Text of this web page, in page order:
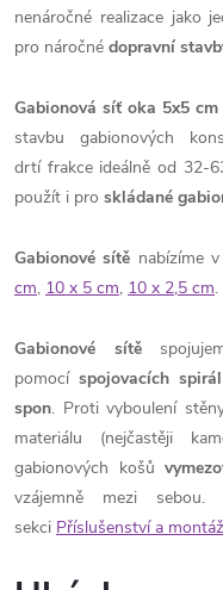
nenáročné realizace jako
pro náročné dopravní
Gabionová síť oka 5x5 cm
stavbu gabionových
drtí frakce ideálně od 32-
použít i pro skládané
Gabionové sítě nabízíme
cm, 10 x 5 cm, 10 x 2,5 cm.
Gabionové sítě
pomocí spojovacích spirál
spon. Proti vyboulení
materiálu (nejčastěji
gabionových košů
vzájemně mezi
sekci Příslušenství a